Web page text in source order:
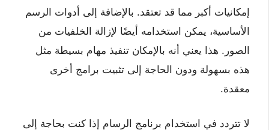
إمكانيات أكبر مما قد تعتقد. بالإضافة إلى أدوات الرسم
الأساسية، يمكن استخدامه أيضًا لإزالة الخلفيات من
الصور. هذا يعني أنه بالإمكان تنفيذ مهام بسيطة مثل
هذه بسهولة ودون الحاجة إلى تثبيت برامج أخرى
معقدة.
لا تتردد في استخدام برنامج الرسام إذا كنت بحاجة إلى